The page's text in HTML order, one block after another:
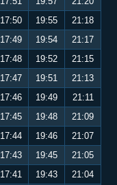
17:50 19:55
21:18
17:49 19:54
21:17
17:48 19:52
21:15
17:47 19:51
21:13
17:46 19:49
21:11
17:45 19:48
21:09
17:44 19:46
21:07
17:43 19:45
21:05
17:41 19:43
21:04